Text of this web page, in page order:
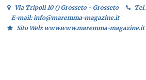
Via Tripoli 10 () Grosseto - Grosseto Tel.
E-mail: info@maremma-magazine.it
Sito Web: www.www.maremma-magazine.it